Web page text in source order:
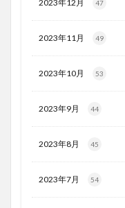
2023年12月 47
2023年11月 49
2023年10月 53
2023年9月 44
2023年8月 45
2023年7月 54